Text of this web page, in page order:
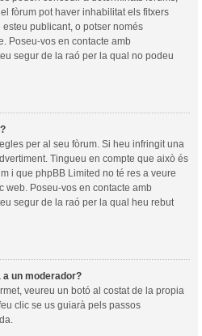
fòrum pot haver inhabilitat els fitxers
publicant, o potser només
Poseu-vos en contacte amb
segur de la raó per la qual no podeu
per al seu fòrum. Si heu infringit una
Tingueu en compte que això és
i que phpBB Limited no té res a veure
web. Poseu-vos en contacte amb
segur de la raó per la qual heu rebut
a un moderador?
veureu un botó al costat de la propia
clic se us guiarà pels passos